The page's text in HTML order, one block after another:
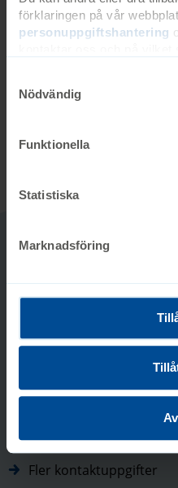
förklaringen på vår
personuppgiftshantering
när du kontaktade oss
även själv ändra ditt
Nödvändig
Funktionella
Statistiska
Marknadsföring
Till
Ågrenska AB (svb)
031-750 91 00
Fler kontaktuppgifter